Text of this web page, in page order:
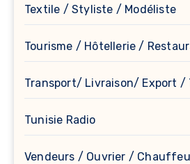
Textile / Styliste / Modéliste
Tourisme / Hôtellerie /
Transport/ Livraison/ Export /
Tunisie Radio
Vendeurs / Ouvrier /